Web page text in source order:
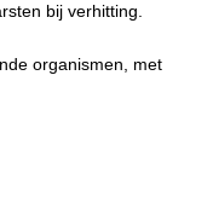
bij verhitting.
organismen, met